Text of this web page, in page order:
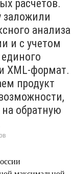
расчетов.
заложили
анализа
и с учетом
XML-формат.
продукт
обратную